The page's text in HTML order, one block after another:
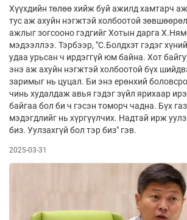
Хүүхдийн төлөө хийж буй ажилд хамтарч
тус аж ахуйн нэгжтэй холбоотой
ажлыг зогсооно гэдгийг Хотын дарга
мэдээллээ. Тэрбээр, "С.Болдхэт гэдэг
удаа урьсан ч ирдэггүй юм байна. Хот
энэ аж ахуйн нэгжтэй холбоотой бүх
заримыг нь цуцал. Би энэ ерөнхий
чинь худалдаж авья гэдэг зүйл ярихаар
байгаа бол би ч гэсэн томорч чадна. Бүх
мэдэгдлийг нь хүргүүлчих. Надтай ирж
биз. Уулзахгүй бол тэр биз" гэв.
2025-03-31